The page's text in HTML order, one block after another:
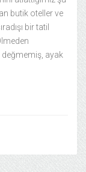
butik oteller ve
bir tatil
değmemiş, ayak